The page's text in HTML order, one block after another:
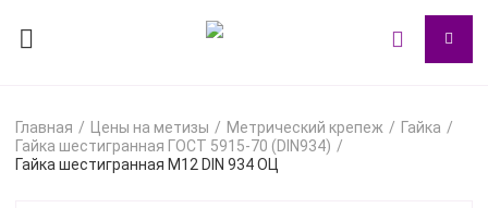
Главная Цены на метизы Метрический крепеж
Гайка
Гайка шестигранная ГОСТ 5915-70 (DIN934)
Гайка шестигранная М12 DIN 934 ОЦ